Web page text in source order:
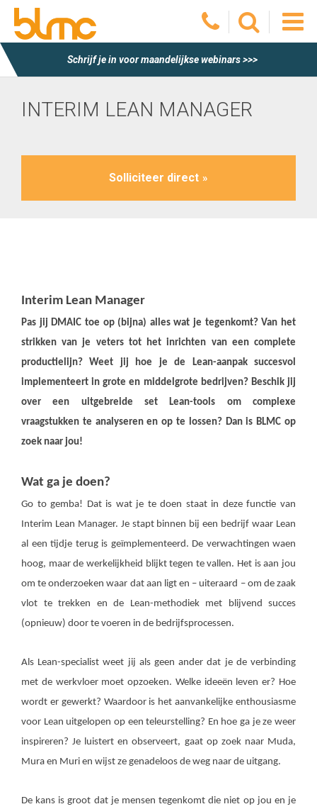
Schrijf je in voor maandelijkse webinars >>>
Homepagina Interim Lean Manager
INTERIM LEAN MANAGER
Solliciteer direct
Interim Lean Manager
Pas jij DMAIC toe op (bijna) alles wat je tegenkomt? Van het
strikken van je veters tot het inrichten van een complete
productielijn? Weet jij hoe je de Lean-aanpak succesvol
implementeert in grote en middelgrote bedrijven? Beschik jij
over een uitgebreide set Lean-tools om complexe
vraagstukken te analyseren en op te lossen? Dan is BLMC op
zoek naar jou!
Wat ga je doen?
Go to gemba! Dat is wat je te doen staat in deze functie van
Interim Lean Manager. Je stapt binnen bij een bedrijf waar Lean
al een tijdje terug is geïmplementeerd. De verwachtingen waen
hoog, maar de werkelijkheid blijkt tegen te vallen. Het is aan jou
om te onderzoeken waar dat aan ligt en – uiteraard – om de zaak
vlot te trekken en de Lean-methodiek met blijvend succes
(opnieuw) door te voeren in de bedrijfsprocessen.
Als Lean-specialist weet jij als geen ander dat je de verbinding
met de werkvloer moet opzoeken. Welke ideeën leven er? Hoe
wordt er gewerkt? Waardoor is het aanvankelijke enthousiasme
voor Lean uitgelopen op een teleurstelling? En hoe ga je ze weer
inspireren? Je luistert en observeert, gaat op zoek naar Muda,
Mura en Muri en wijst ze genadeloos de weg naar de uitgang.
De kans is groot dat je mensen tegenkomt die niet op jou en je